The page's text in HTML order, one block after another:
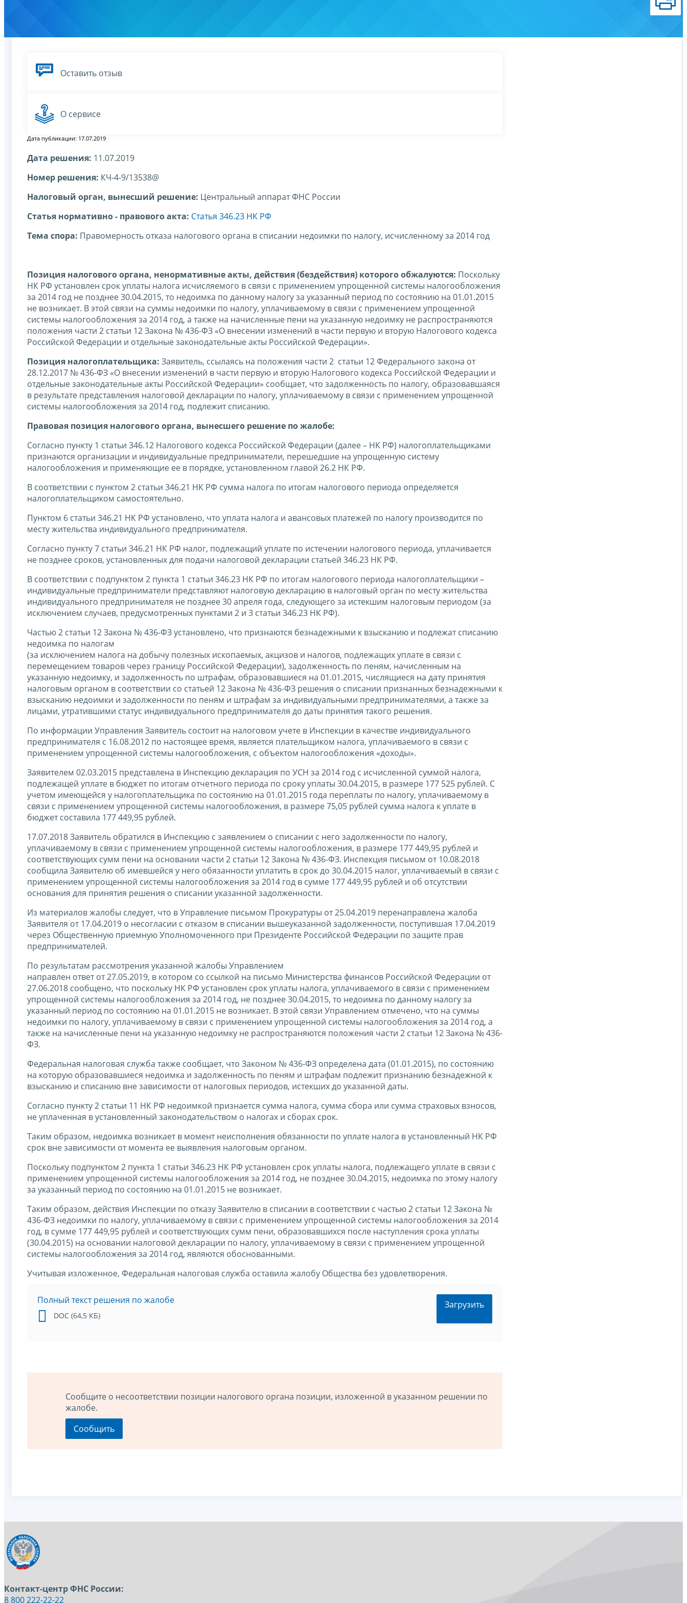
Оставить отзыв
О сервисе
Дата публикации: 17.07.2019
Дата решения: 11.07.2019
Номер решения: КЧ-4-9/13538@
Налоговый орган, вынесший решение: Центральный аппарат ФНС России
Статья нормативно - правового акта: Статья 346.23 НК РФ
Тема спора: Правомерность отказа налогового органа в списании недоимки по налогу, исчисленному за 2014 год
Позиция налогового органа, ненормативные акты, действия (бездействия) которого обжалуются: Поскольку
НК РФ установлен срок уплаты налога исчисляемого в связи с применением упрощенной системы налогообложения
за 2014 год не позднее 30.04.2015, то недоимка по данному налогу за указанный период по состоянию на 01.01.2015
не возникает. В этой связи на суммы недоимки по налогу, уплачиваемому в связи с применением упрощенной
системы налогообложения за 2014 год, а также на начисленные пени на указанную недоимку не распространяются
положения части 2 статьи 12 Закона № 436-ФЗ «О внесении изменений в части первую и вторую Налогового кодекса
Российской Федерации и отдельные законодательные акты Российской Федерации».
Позиция налогоплательщика: Заявитель, ссылаясь на положения части 2 статьи 12 Федерального закона от
28.12.2017 № 436-ФЗ «О внесении изменений в части первую и вторую Налогового кодекса Российской Федерации и
отдельные законодательные акты Российской Федерации» сообщает, что задолженность по налогу, образовавшаяся
в результате представления налоговой декларации по налогу, уплачиваемому в связи с применением упрощенной
системы налогообложения за 2014 год, подлежит списанию.
Правовая позиция налогового органа, вынесшего решение по жалобе:
Согласно пункту 1 статьи 346.12 Налогового кодекса Российской Федерации (далее – НК РФ) налогоплательщиками
признаются организации и индивидуальные предприниматели, перешедшие на упрощенную систему
налогообложения и применяющие ее в порядке, установленном главой 26.2 НК РФ.
В соответствии с пунктом 2 статьи 346.21 НК РФ сумма налога по итогам налогового периода определяется
налогоплательщиком самостоятельно.
Пунктом 6 статьи 346.21 НК РФ установлено, что уплата налога и авансовых платежей по налогу производится по
месту жительства индивидуального предпринимателя.
Согласно пункту 7 статьи 346.21 НК РФ налог, подлежащий уплате по истечении налогового периода, уплачивается
не позднее сроков, установленных для подачи налоговой декларации статьей 346.23 НК РФ.
В соответствии с подпунктом 2 пункта 1 статьи 346.23 НК РФ по итогам налогового периода налогоплательщики –
индивидуальные предприниматели представляют налоговую декларацию в налоговый орган по месту жительства
индивидуального предпринимателя не позднее 30 апреля года, следующего за истекшим налоговым периодом (за
исключением случаев, предусмотренных пунктами 2 и 3 статьи 346.23 НК РФ).
Частью 2 статьи 12 Закона № 436-ФЗ установлено, что признаются безнадежными к взысканию и подлежат списанию
недоимка по налогам
(за исключением налога на добычу полезных ископаемых, акцизов и налогов, подлежащих уплате в связи с
перемещением товаров через границу Российской Федерации), задолженность по пеням, начисленным на
указанную недоимку, и задолженность по штрафам, образовавшиеся на 01.01.2015, числящиеся на дату принятия
налоговым органом в соответствии со статьей 12 Закона № 436-ФЗ решения о списании признанных безнадежными к
взысканию недоимки и задолженности по пеням и штрафам за индивидуальными предпринимателями, а также за
лицами, утратившими статус индивидуального предпринимателя до даты принятия такого решения.
По информации Управления Заявитель состоит на налоговом учете в Инспекции в качестве индивидуального
предпринимателя с 16.08.2012 по настоящее время, является плательщиком налога, уплачиваемого в связи с
применением упрощенной системы налогообложения, с объектом налогообложения «доходы».
Заявителем 02.03.2015 представлена в Инспекцию декларация по УСН за 2014 год с исчисленной суммой налога,
подлежащей уплате в бюджет по итогам отчетного периода по сроку уплаты 30.04.2015, в размере 177 525 рублей. С
учетом имеющейся у налогоплательщика по состоянию на 01.01.2015 года переплаты по налогу, уплачиваемому в
связи с применением упрощенной системы налогообложения, в размере 75,05 рублей сумма налога к уплате в
бюджет составила 177 449,95 рублей.
17.07.2018 Заявитель обратился в Инспекцию с заявлением о списании с него задолженности по налогу,
уплачиваемому в связи с применением упрощенной системы налогообложения, в размере 177 449,95 рублей и
соответствующих сумм пени на основании части 2 статьи 12 Закона № 436-ФЗ. Инспекция письмом от 10.08.2018
сообщила Заявителю об имевшейся у него обязанности уплатить в срок до 30.04.2015 налог, уплачиваемый в связи с
применением упрощенной системы налогообложения за 2014 год в сумме 177 449,95 рублей и об отсутствии
основания для принятия решения о списании указанной задолженности.
Из материалов жалобы следует, что в Управление письмом Прокуратуры от 25.04.2019 перенаправлена жалоба
Заявителя от 17.04.2019 о несогласии с отказом в списании вышеуказанной задолженности, поступившая 17.04.2019
через Общественную приемную Уполномоченного при Президенте Российской Федерации по защите прав
предпринимателей.
По результатам рассмотрения указанной жалобы Управлением
направлен ответ от 27.05.2019, в котором со ссылкой на письмо Министерства финансов Российской Федерации от
27.06.2018 сообщено, что поскольку НК РФ установлен срок уплаты налога, уплачиваемого в связи с применением
упрощенной системы налогообложения за 2014 год, не позднее 30.04.2015, то недоимка по данному налогу за
указанный период по состоянию на 01.01.2015 не возникает. В этой связи Управлением отмечено, что на суммы
недоимки по налогу, уплачиваемому в связи с применением упрощенной системы налогообложения за 2014 год, а
также на начисленные пени на указанную недоимку не распространяются положения части 2 статьи 12 Закона № 436-
ФЗ.
Федеральная налоговая служба также сообщает, что Законом № 436-ФЗ определена дата (01.01.2015), по состоянию
на которую образовавшиеся недоимка и задолженность по пеням и штрафам подлежит признанию безнадежной к
взысканию и списанию вне зависимости от налоговых периодов, истекших до указанной даты.
Согласно пункту 2 статьи 11 НК РФ недоимкой признается сумма налога, сумма сбора или сумма страховых взносов,
не уплаченная в установленный законодательством о налогах и сборах срок.
Таким образом, недоимка возникает в момент неисполнения обязанности по уплате налога в установленный НК РФ
срок вне зависимости от момента ее выявления налоговым органом.
Поскольку подпунктом 2 пункта 1 статьи 346.23 НК РФ установлен срок уплаты налога, подлежащего уплате в связи с
применением упрощенной системы налогообложения за 2014 год, не позднее 30.04.2015, недоимка по этому налогу
за указанный период по состоянию на 01.01.2015 не возникает.
Таким образом, действия Инспекции по отказу Заявителю в списании в соответствии с частью 2 статьи 12 Закона №
436-ФЗ недоимки по налогу, уплачиваемому в связи с применением упрощенной системы налогообложения за 2014
год, в сумме 177 449,95 рублей и соответствующих сумм пени, образовавшихся после наступления срока уплаты
(30.04.2015) на основании налоговой декларации по налогу, уплачиваемому в связи с применением упрощенной
системы налогообложения за 2014 год, являются обоснованными.
Учитывая изложенное, Федеральная налоговая служба оставила жалобу Общества без удовлетворения.
Полный текст решения по жалобе
DOC (64,5 КБ)
Загрузить
Сообщите о несоответствии позиции налогового органа позиции, изложенной в указанном решении по
жалобе.
Контакт-центр ФНС России:
8 800 222-22-22